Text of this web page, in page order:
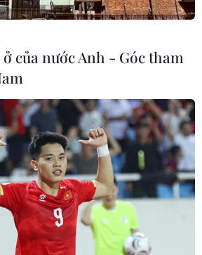
cảnh hàng giả và xâm phạm
biến phức tạp
đẩy mạnh cải cách thể chế và
tác quản lý
HỘI NHẬP QUỐC TẾ TRONG
Việt Nam - Hàn Quốc 2026 rực
hóa
của nước Anh - Góc tham